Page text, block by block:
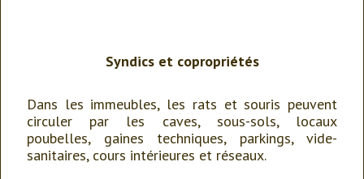
Syndics et copropriétés
Dans les immeubles, les rats et souris peuvent
circuler par les caves, sous-sols, locaux
poubelles, gaines techniques, parkings, vide-
sanitaires, cours intérieures et réseaux.